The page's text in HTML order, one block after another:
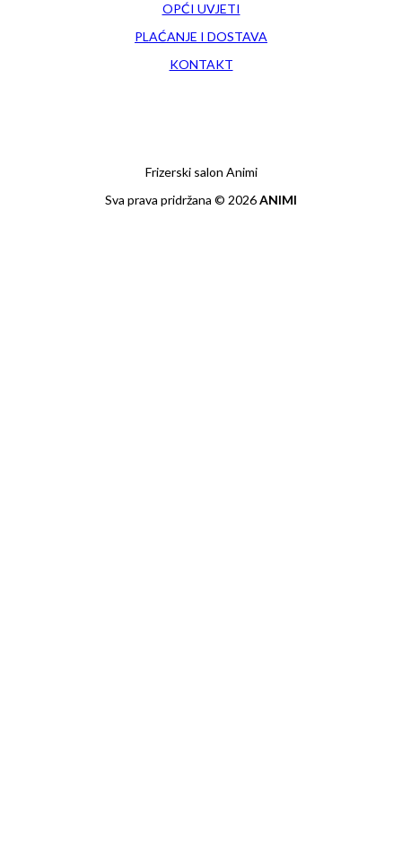
OPĆI UVJETI
PLAĆANJE I DOSTAVA
KONTAKT
Frizerski salon Animi
Sva prava pridržana © 2026ANIMI